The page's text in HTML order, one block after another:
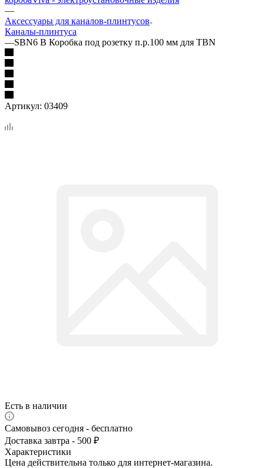
—
Аксессуары для каналов-плинтусов
Каналы-плинтуса
—SBN6 B Коробка под розетку п.р.100 мм для TBN
Артикул: 03409
Есть в наличии
Самовывоз сегодня - бесплатно
Доставка завтра - 500 ₽
Характеристики
Цена действительна только для интернет-магазина.